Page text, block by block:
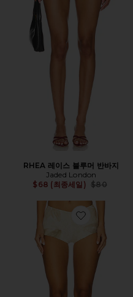
RHEA 레이스 블루머 반바지
Jaded London
$68 (최종세일) Previous
$80
Favorite MESH